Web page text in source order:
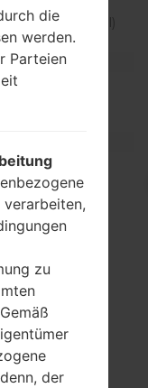
Pixel pro Zoll)
Li-Po
A2DP, LE
2.0, USB On-
a/b/g/n/ac,
Wi-Fi Direct,
die
werden.
Parteien
zu
der